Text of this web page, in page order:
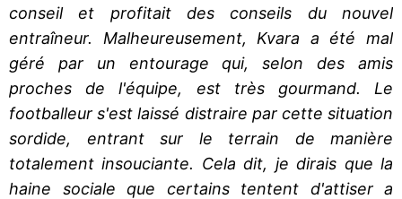
conseil et profitait des conseils du nouvel
entraîneur. Malheureusement, Kvara a été mal
géré par un entourage qui, selon des amis
proches de l'équipe, est très gourmand. Le
footballeur s'est laissé distraire par cette situation
sordide, entrant sur le terrain de manière
totalement insouciante. Cela dit, je dirais que la
haine sociale que certains tentent d'attiser a